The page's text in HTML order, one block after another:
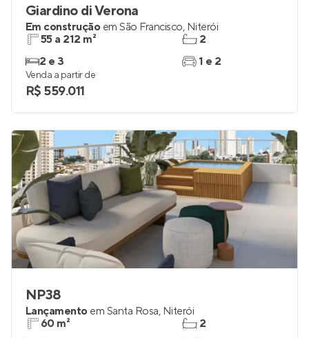
Giardino di Verona
Em construção em São Francisco, Niterói
55 a 212 m²
2 e 3
2
1 e 2
Venda a partir de
R$ 559.011
NP38
Lançamento em Santa Rosa, Niterói
60 m²
2